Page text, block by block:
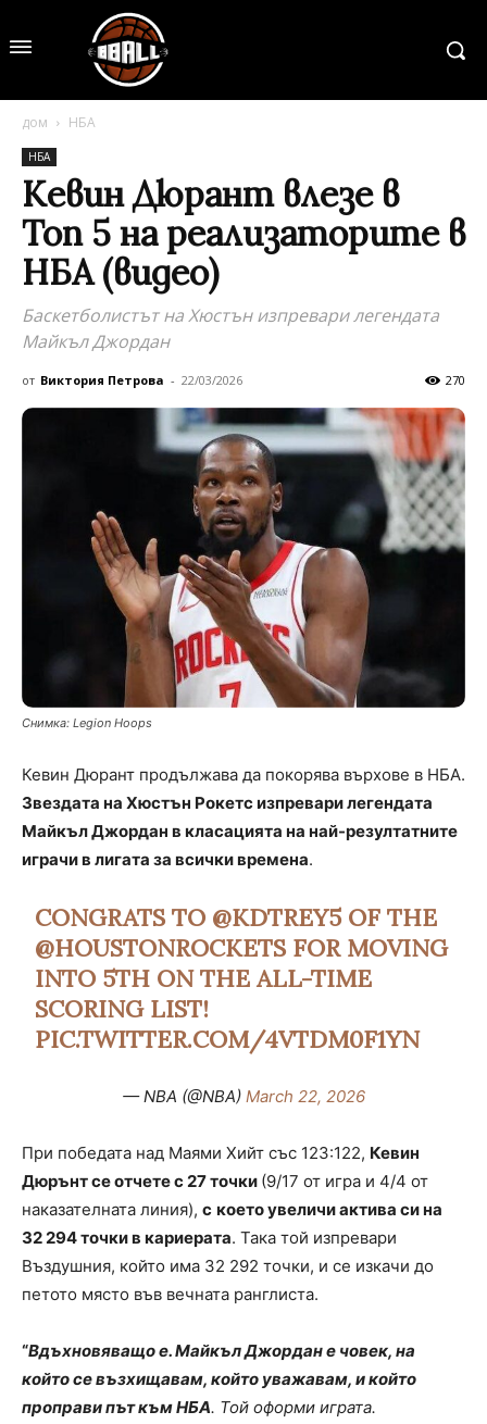
дом НБА
НБА
Кевин Дюрант влезе в
Топ 5 на реализаторите в
НБА (видео)
Баскетболистът на Хюстън изпревари легендата
Майкъл Джордан
от Виктория Петрова - 22/03/2026 270
Снимка: Legion Hoops
Кевин Дюрант продължава да покорява върхове в НБА.
Звездата на Хюстън Рокетс изпревари легендата
Майкъл Джордан в класацията на най-резултатните
играчи в лигата за всички времена.
CONGRATS TO @KDTREY5 OF THE
@HOUSTONROCKETS FOR MOVING
INTO 5TH ON THE ALL-TIME
SCORING LIST!
PIC.TWITTER.COM/4VTDM0F1YN
— NBA (@NBA) March 22, 2026
При победата над Маями Хийт със 123:122, Кевин
Дюрънт се отчете с 27 точки (9/17 от игра и 4/4 от
наказателната линия), с което увеличи актива си на
32 294 точки в кариерата. Така той изпревари
Въздушния, който има 32 292 точки, и се изкачи до
петото място във вечната ранглиста.
“Вдъхновяващо е. Майкъл Джордан е човек, на
който се възхищавам, който уважавам, и който
проправи път към НБА. Той оформи играта.